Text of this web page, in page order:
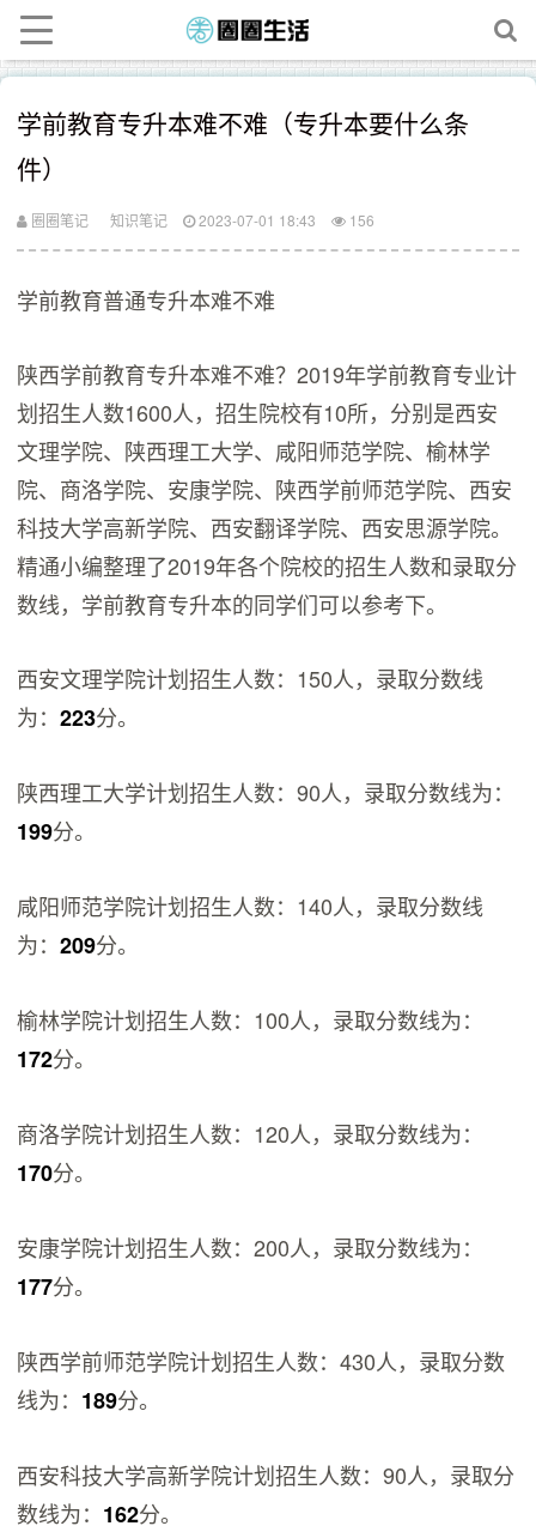
学前教育专升本难不难（专升本要什么条
件）
圈圈笔记 知识笔记 2023-07-01 18:43 156
学前教育普通专升本难不难
陕西学前教育专升本难不难？2019年学前教育专业计
划招生人数1600人，招生院校有10所，分别是西安
文理学院、陕西理工大学、咸阳师范学院、榆林学
院、商洛学院、安康学院、陕西学前师范学院、西安
科技大学高新学院、西安翻译学院、西安思源学院。
精通小编整理了2019年各个院校的招生人数和录取分
数线，学前教育专升本的同学们可以参考下。
西安文理学院计划招生人数：150人，录取分数线
为：223分。
陕西理工大学计划招生人数：90人，录取分数线为：
199分。
咸阳师范学院计划招生人数：140人，录取分数线
为：209分。
榆林学院计划招生人数：100人，录取分数线为：
172分。
商洛学院计划招生人数：120人，录取分数线为：
170分。
安康学院计划招生人数：200人，录取分数线为：
177分。
陕西学前师范学院计划招生人数：430人，录取分数
线为： 189分。
西安科技大学高新学院计划招生人数：90人，录取分
数线为： 162分。